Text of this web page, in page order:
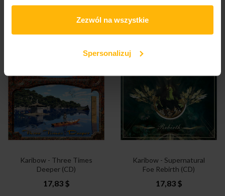
Zezwól na wszystkie
Spersonalizuj
Karibow - Panterrania
Karibow - A Tribal Treat
Karibow - Three Times
Deeper (CD)
17,83 $
Karibow - Supernatural
Foe Rebirth (CD)
17,83 $